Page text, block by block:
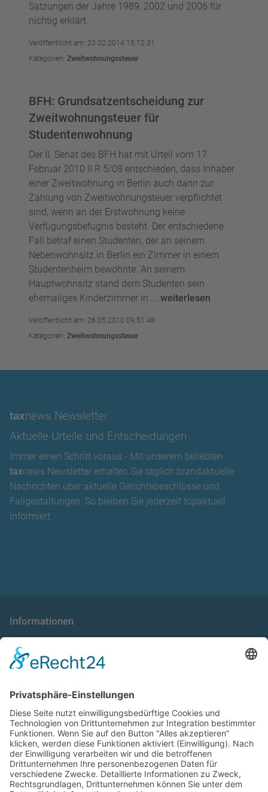
Satzungen der Jahre 1989, 2002 und 2006 für
nichtig erklärt.
Veröffentlicht am: 23.02.2014 15:12:31
Kategorien: Zweitwohnungssteuer
BFH: Grundsatzentscheidung zur
Zweitwohnungsteuer für
Studentenwohnung
Der II. Senat des BFH hat mit Urteil vom 17.
Februar 2010 II R 5/08 entschieden, dass Inhaber
einer Zweitwohnung in Berlin auch dann zur
Zahlung von Zweitwohnungsteuer verpflichtet
sind, wenn an der Erstwohnung keine
Verfügungsbefugnis besteht. Der entschiedene
Fall betraf einen Studenten, der an seinem
Nebenwohnsitz in Berlin ein Zimmer in einem
Studentenheim bewohnte. An seinem
Hauptwohnsitz stand dem Studenten sein
ehemaliges Kinderzimmer in ... weiterlesen
Veröffentlicht am: 26.05.2010 09:51:48
Kategorien: Zweitwohnungssteuer
taxnews Newsletter
Aktuelle Urteile und Entscheidungen
Immer einen Schritt voraus - Mit unserem beliebten
taxnews Newsletter erhalten Sie täglich brandaktuelle
Nachrichten über aktuelle Gerichtsbeschlüsse und
Fallgestaltungen. So bleiben Sie jederzeit topaktuell
informiert.
Informationen
Allgemeine Geschäftsbedingungen
Datenschutzerklärung
Unser Seminarangebot
Seminarreihen
Seminare